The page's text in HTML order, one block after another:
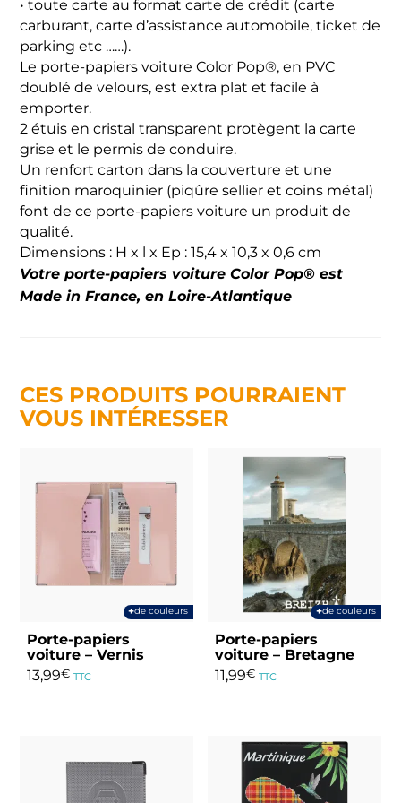
• toute carte au format carte de crédit (carte
carburant, carte d’assistance automobile, ticket de
parking etc ……).
Le porte-papiers voiture Color Pop®, en PVC
doublé de velours, est extra plat et facile à
emporter.
2 étuis en cristal transparent protègent la carte
grise et le permis de conduire.
Un renfort carton dans la couverture et une
finition maroquinier (piqûre sellier et coins métal)
font de ce porte-papiers voiture un produit de
qualité.
Dimensions : H x l x Ep : 15,4 x 10,3 x 0,6 cm
Votre porte-papiers voiture Color Pop® est
Made in France, en Loire-Atlantique
CES PRODUITS POURRAIENT
VOUS INTÉRESSER
+de couleurs
Porte-papiers
voiture – Vernis
13,99€ TTC
plusieurs
variations.
+de couleurs
Porte-papiers
voiture – Bretagne
11,99€ TTC
plusieurs
variations.